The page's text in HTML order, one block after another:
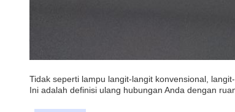
Tidak seperti lampu langit-langit konvensional,
Ini adalah definisi ulang hubungan Anda dengan